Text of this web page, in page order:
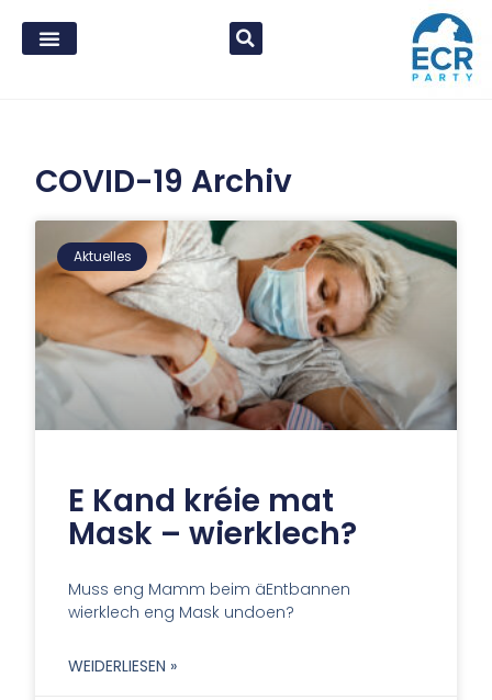
COVID-19 Archiv
Aktuelles
E Kand kréie mat
Mask – wierklech?
Muss eng Mamm beim äEntbannen
wierklech eng Mask undoen?
WEIDERLIESEN »